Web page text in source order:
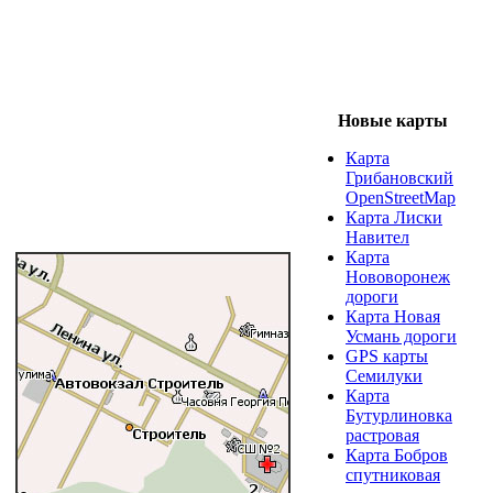
Новые карты
Карта
Грибановский
OpenStreetMap
Карта Лиски
Навител
Карта
Нововоронеж
дороги
Карта Новая
Усмань дороги
GPS карты
Семилуки
Карта
Бутурлиновка
растровая
Карта Бобров
спутниковая